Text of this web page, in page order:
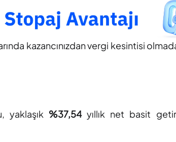
kazancınızdan vergi kesintisi
yaklaşık %37,54yıllık net basit